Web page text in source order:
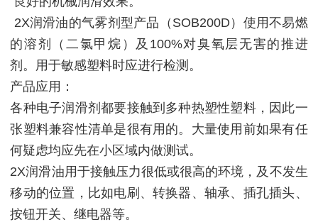
2X润滑油的气雾剂型产品（SOB200D）使用不易燃
的溶剂（二氯甲烷）及100%对臭氧层无害的推进
剂。用于敏感塑料时应进行检测。
产品应用：
各种电子润滑剂都要接触到多种热塑性塑料，因此一
张塑料兼容性清单是很有用的。大量使用前如果有任
何疑虑均应先在小区域内做测试。
2X润滑油用于接触压力很低或很高的环境，及不发生
移动的位置，比如电刷、转换器、轴承、插孔插头、
按钮开关、继电器等。